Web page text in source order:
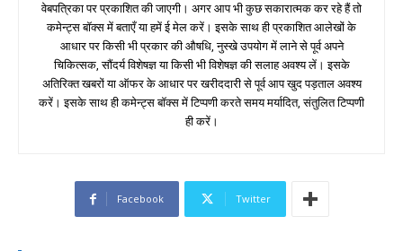
वेबपत्रिका पर प्रकाशित की जाएगी। अगर आप भी कुछ सकारात्मक कर रहे हैं तो
कमेन्ट्स बॉक्स में बताएँ या हमें ई मेल करें। इसके साथ ही प्रकाशित आलेखों के
आधार पर किसी भी प्रकार की औषधि, नुस्खे उपयोग में लाने से पूर्व अपने
चिकित्सक, सौंदर्य विशेषज्ञ या किसी भी विशेषज्ञ की सलाह अवश्य लें। इसके
अतिरिक्त खबरों या ऑफर के आधार पर खरीददारी से पूर्व आप खुद पड़ताल अवश्य
करें। इसके साथ ही कमेन्ट्स बॉक्स में टिप्पणी करते समय मर्यादित, संतुलित टिप्पणी
ही करें।
Facebook Twitter